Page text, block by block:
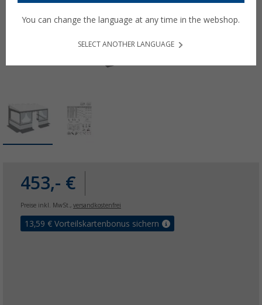
453,- €
Preise inkl. MwSt., versandkostenfrei
13,59 € Vorteilskartenbonus sichern
You can change the language at any time in the webshop.
SELECT ANOTHER LANGUAGE